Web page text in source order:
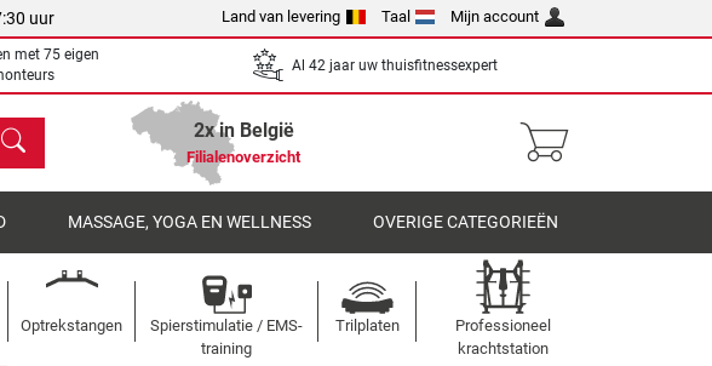
uur Land van levering Taal Mijn account
met 75 eigen
Al 42 jaar uw thuisfitnessexpert
2x in België
Filialenoverzicht
MASSAGE, YOGA EN WELLNESS OVERIGE CATEGORIEËN
Optrekstangen
Spierstimulatie / EMS-
training
Trilplaten
Professioneel
krachtstation